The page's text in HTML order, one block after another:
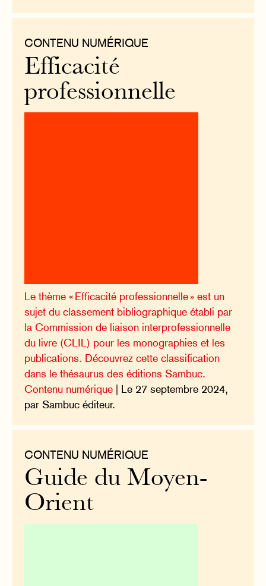
CONTENU NUMÉRIQUE
Efficacité
professionnelle
Le thème « Efficacité professionnelle » est un
sujet du classement bibliographique établi par
la Commission de liaison interprofessionnelle
du livre (CLIL) pour les monographies et les
publications. Découvrez cette classification
dans le thésaurus des éditions Sambuc.
Contenu numérique | Le 27 septembre 2024,
par Sambuc éditeur.
CONTENU NUMÉRIQUE
Guide du Moyen-
Orient